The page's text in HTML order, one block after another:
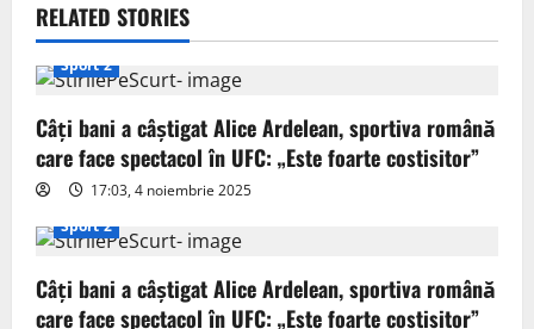
v
i
g
a
t
i
RELATED STORIES
Sport 2
Câți bani a câștigat Alice Ardelean, sportiva română
care face spectacol în UFC: „Este foarte costisitor”
17:03, 4 noiembrie 2025
Sport 2
Câți bani a câștigat Alice Ardelean, sportiva română
care face spectacol în UFC: „Este foarte costisitor”